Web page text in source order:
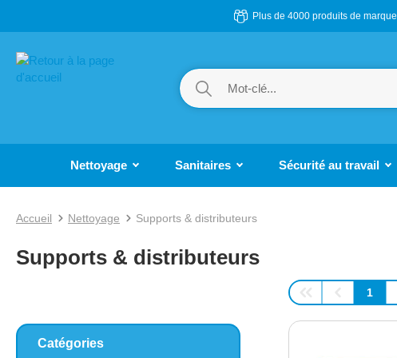
Plus de 4000 produits de marque
Nettoyage Sanitaires Sécurité au travail
Accueil Nettoyage Supports & distributeurs
Supports & distributeurs
Catégories
Page
1